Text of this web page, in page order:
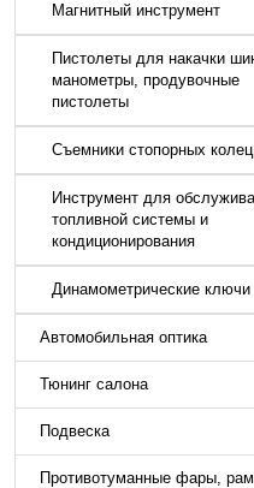
Магнитный инструмент
Пистолеты для накачки
манометры, продувочные
пистолеты
Съемники стопорных колец
Инструмент для
топливной системы и
кондиционирования
Динамометрические ключи
Автомобильная оптика
Тюнинг салона
Подвеска
Противотуманные фары,